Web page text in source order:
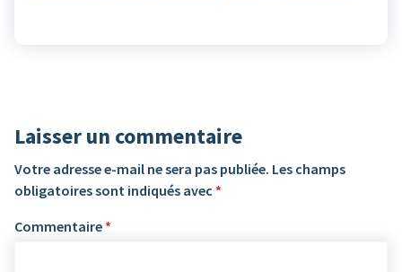
Laisser un commentaire
Votre adresse e-mail ne sera pas publiée. Les champs
obligatoires sont indiqués avec *
Commentaire *